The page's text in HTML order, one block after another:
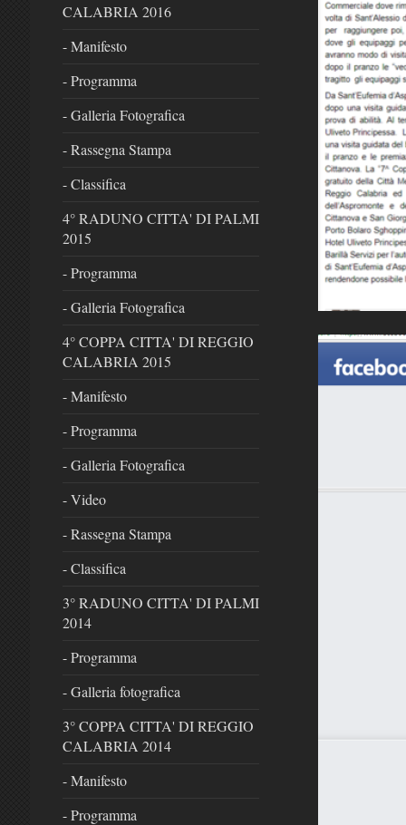
CALABRIA 2016
- Manifesto
- Programma
- Galleria Fotografica
- Rassegna Stampa
- Classifica
4° RADUNO CITTA' DI PALMI
2015
- Programma
- Galleria Fotografica
4° COPPA CITTA' DI REGGIO
CALABRIA 2015
- Manifesto
- Programma
- Galleria Fotografica
- Video
- Rassegna Stampa
- Classifica
3° RADUNO CITTA' DI PALMI
2014
- Programma
- Galleria fotografica
3° COPPA CITTA' DI REGGIO
CALABRIA 2014
- Manifesto
- Programma